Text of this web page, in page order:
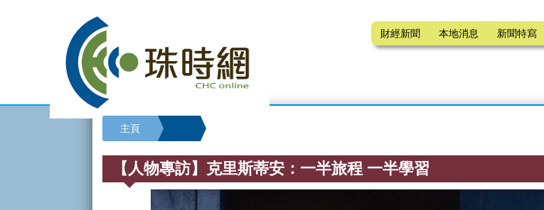
財經新聞 本地消息 新聞特寫
主頁
【人物專訪】克里斯蒂安：一半旅程 一半學習